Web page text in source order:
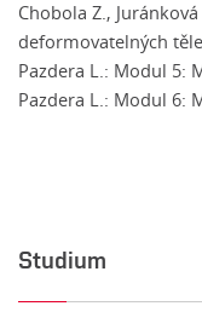
Chobola Z.,
deformovatelných
Pazdera L.: Modul 5:
Pazdera L.: Modul 6:
Studium